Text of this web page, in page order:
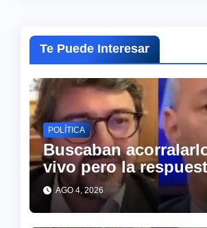
Te Puede Interesar
POLÍTICA
Buscaban
vivo pero la
abogado de Cristina
descolocó a todo el
TN
AGO 4, 2026